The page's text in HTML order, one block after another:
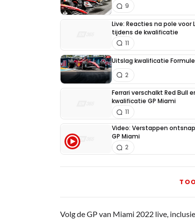
9
Live: Reacties na pole
tijdens de kwalificatie
11
Uitslag kwalificatie Formule
2
Ferrari verschalkt Red Bull
kwalificatie GP Miami
11
Video: Verstappen
GP Miami
2
Volg de GP van Miami 2022 live,